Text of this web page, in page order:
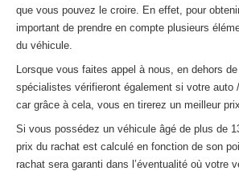
que vous pouvez le croire. En effet, pour
important de prendre en compte plusieurs
du véhicule.
Lorsque vous faites appel à nous, en dehors
spécialistes vérifieront également si votre auto
car grâce à cela, vous en tirerez un meilleur
Si vous possédez un véhicule âgé de plus de
prix du rachat est calculé en fonction de son
rachat sera garanti dans l’éventualité où votre